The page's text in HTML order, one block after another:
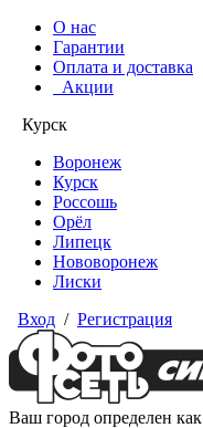
О нас
Гарантии
Оплата и доставка
Акции
Курск
Воронеж
Курск
Россошь
Орёл
Липецк
Нововоронеж
Лиски
Вход / Регистрация
Ваш город определен как